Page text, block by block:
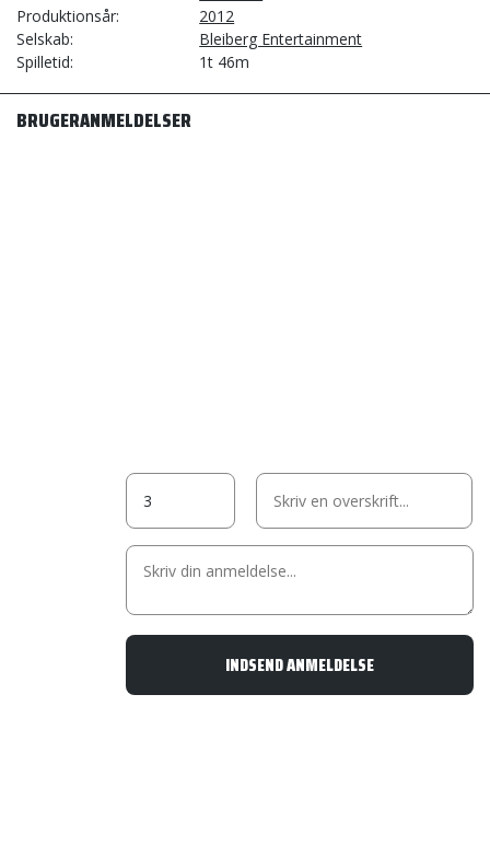
Produktionsår
2012
Selskab
Bleiberg Entertainment
Spilletid
1t 46m
BRUGERANMELDELSER